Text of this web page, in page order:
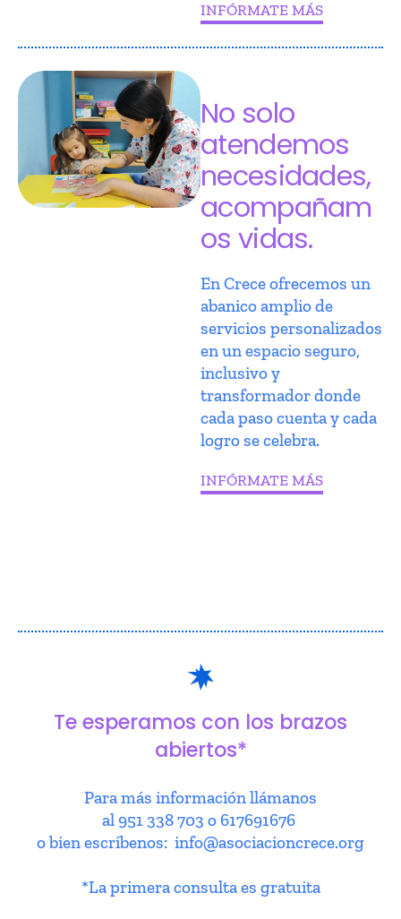
INFÓRMATE MÁS
No solo
atendemos
necesidades,
acompañam
os vidas.
En Crece ofrecemos un
abanico amplio de
servicios personalizados
en un espacio seguro,
inclusivo y
transformador donde
cada paso cuenta y cada
logro se celebra.
INFÓRMATE MÁS
Te esperamos con los brazos
abiertos*
Para más información llámanos
al 951 338 703 o 617691676
o bien escríbenos: info@asociacioncrece.org
*La primera consulta es gratuita